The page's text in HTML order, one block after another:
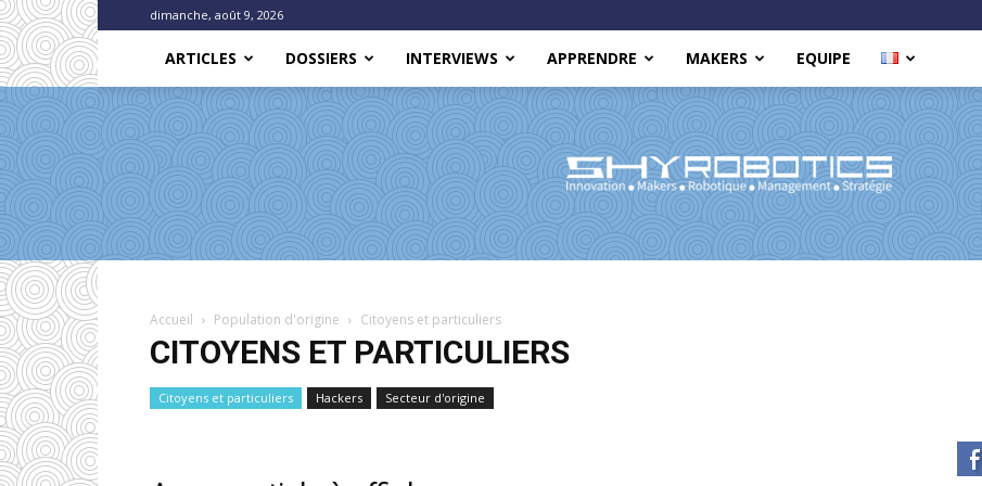
dimanche, août 9, 2026
ARTICLES DOSSIERS INTERVIEWS APPRENDRE MAKERS EQUIPE
Accueil Population d'origine Citoyens et particuliers
CITOYENS ET PARTICULIERS
Citoyens et particuliers Hackers Secteur d'origine